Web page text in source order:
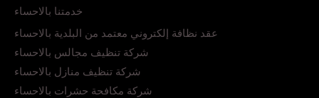
خدمتنا بالاحساء
عقد نظافة إلكتروني معتمد من البلدية بالاحساء
شركة تنظيف مجالس بالاحساء
شركة تنظيف منازل بالاحساء
شركة مكافحة حشرات بالاحساء